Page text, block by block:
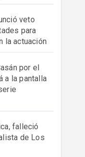
veto
para
la actuación
por el
a la pantalla
falleció
de Los